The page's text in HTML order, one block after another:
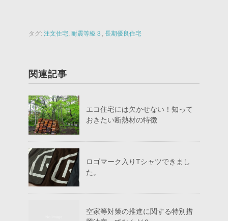
タグ: 注文住宅, 耐震等級３ , 長期優良住宅
関連記事
エコ住宅には欠かせない！知って
おきたい断熱材の特徴
ロゴマーク入りTシャツできまし
た。
空家等対策の推進に関する特別措